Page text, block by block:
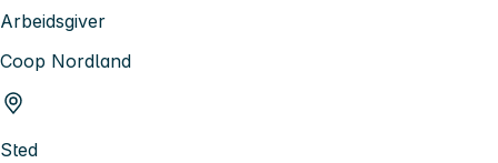
Arbeidsgiver
Coop Nordland
Sted